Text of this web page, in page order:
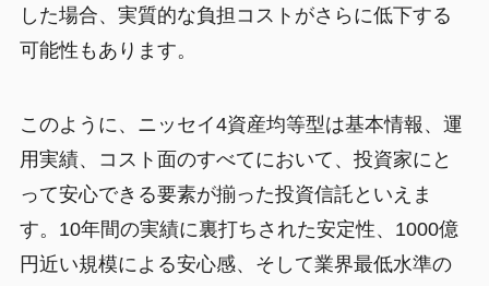
した場合、実質的な負担コストがさらに低下する
可能性もあります。
このように、ニッセイ4資産均等型は基本情報、運
用実績、コスト面のすべてにおいて、投資家にと
って安心できる要素が揃った投資信託といえま
す。10年間の実績に裏打ちされた安定性、1000億
円近い規模による安心感、そして業界最低水準の